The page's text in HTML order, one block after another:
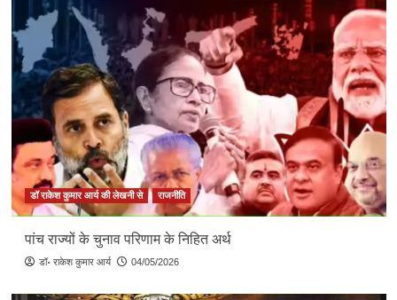
डॉ राकेश कुमार आर्य की लेखनी से राजनीति
पांच राज्यों के चुनाव परिणाम के निहित अर्थ
डॉ॰ राकेश कुमार आर्य 04/05/2026